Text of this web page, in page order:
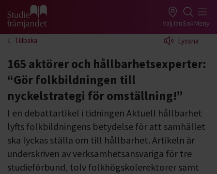
Gå till studiefrämjandets startsida Välj länSökMeny
Tillbaka Lyssna
165 aktörer och hållbarhetsexperter:
“Gör folkbildningen till
nyckelstrategi för omställning!”
I en debattartikel i tidningen Aktuell hållbarhet
lyfts folkbildningens betydelse för att samhället
ska lyckas ställa om till hållbarhet. Artikeln är
underskriven av verksamhetsansvariga för tre
studieförbund, tolv folkhögskolerektorer samt